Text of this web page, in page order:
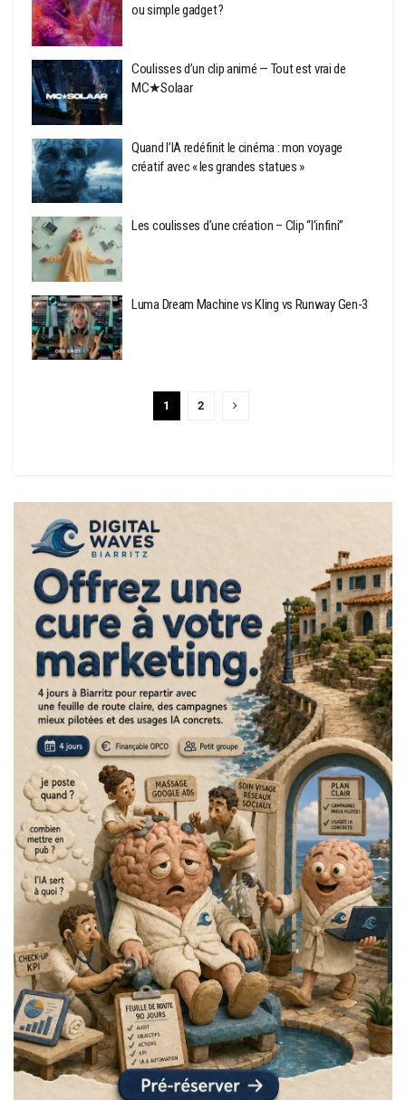
ou simple gadget ?
Coulisses d’un clip animé — Tout est vrai de
MC★Solaar
Quand l’IA redéfinit le cinéma : mon voyage
créatif avec « les grandes statues »
Les coulisses d’une création – Clip “l’infini”
Luma Dream Machine vs Kling vs Runway Gen-3
1 2